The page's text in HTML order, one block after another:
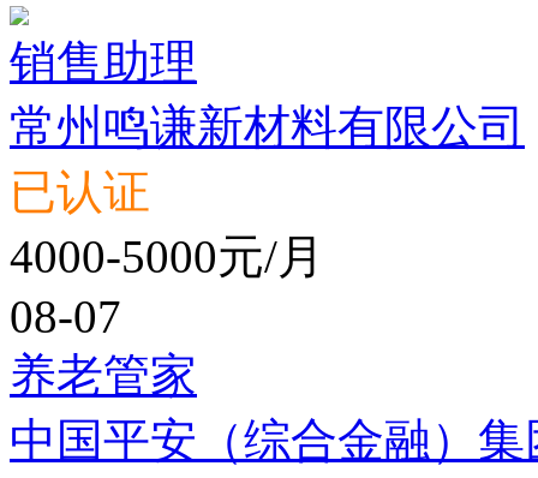
销售助理
常州鸣谦新材料有限公司
已认证
4000-5000元/月
08-07
养老管家
中国平安（综合金融）集